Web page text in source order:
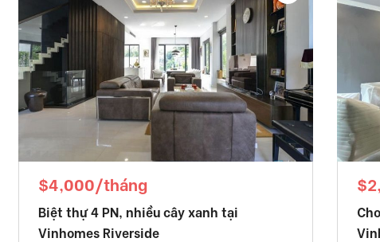
$4,000/tháng
Biệt thự 4 PN, nhiều cây xanh tại
Vinhomes Riverside